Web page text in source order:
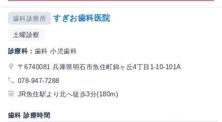
歯科診療所 すぎお歯科医院
土曜診察
診療科： 歯科 小児歯科
〒6740081 兵庫県明石市魚住町錦ヶ丘4丁目1-10-101A
078-947-7288
JR魚住駅より北へ徒歩3分(180m)
歯科 診療時間